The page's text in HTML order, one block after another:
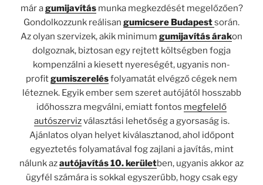
már agumijavításmunka megkezdését megelőzően?
Gondolkozzunk reálisan gumicsere Budapestsorán.
Az olyan szervizek, akik minimum gumijavítás árakon
dolgoznak, biztosan egy rejtett költségben fogja
kompenzálni a kiesett nyereségét, ugyanis non-
profitgumiszerelésfolyamatát elvégző cégek nem
léteznek. Egyik ember sem szeret autójától hosszabb
időhosszra megválni, emiatt fontos megfelelő
autószervizválasztási lehetőség a gyorsaság is.
Ajánlatos olyan helyet kiválasztanod, ahol időpont
egyeztetés folyamatával fog zajlani a javítás, mint
nálunk azautójavítás 10. kerületben, ugyanis akkor az
ügyfél számára is sokkal egyszerűbb, hogy csak egy